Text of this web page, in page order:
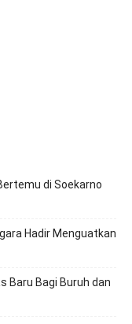
di Soekarno
Hadir Menguatkan
Baru Bagi Buruh dan